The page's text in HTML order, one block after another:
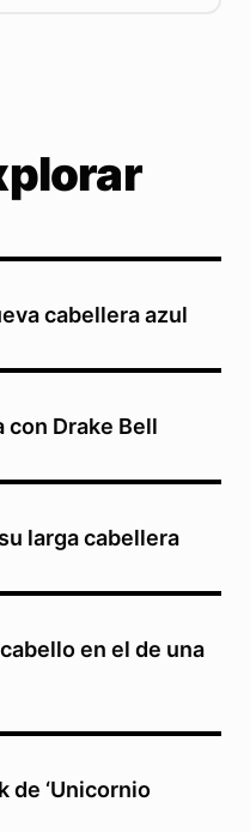
cabellera azul
con Drake Bell
larga cabellera
en el de una
de ‘Unicornio